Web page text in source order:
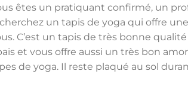
êtes un pratiquant confirmé, un
un tapis de yoga qui offre
C’est un tapis de très bonne
et vous offre aussi un très bon
de yoga. Il reste plaqué au sol